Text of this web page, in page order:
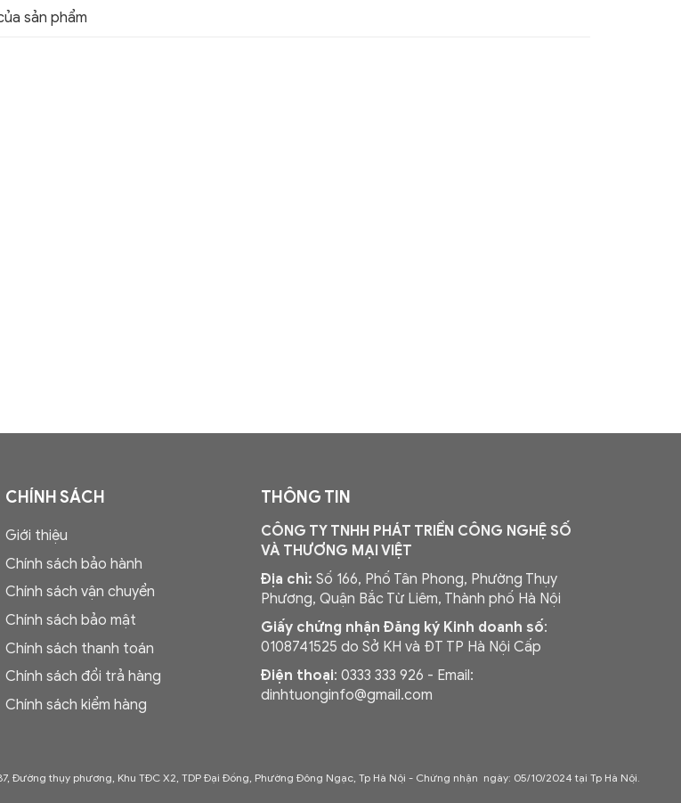
sản phẩm
CHÍNH SÁCH
Giới thiệu
Chính sách bảo hành
Chính sách vận chuyển
Chính sách bảo mật
Chính sách thanh toán
Chính sách đổi trả hàng
Chính sách kiểm hàng
THÔNG TIN
CÔNG TY TNHH PHÁT TRIỂN CÔNG NGHỆ SỐ
VÀ THƯƠNG MẠI VIỆT
Địa chỉ: Số 166, Phố Tân Phong, Phường Thụy
Phương, Quận Bắc Từ Liêm, Thành phố Hà Nội
Giấy chứng nhận Đăng ký Kinh doanh số:
0108741525 do Sở KH và ĐT TP Hà Nội Cấp
Điện thoại: 0333 333 926 - Email:
dinhtuonginfo@gmail.com
Đường thụy phương, Khu TĐC X2, TDP Đại Đồng, Phường Đông Ngạc, Tp Hà Nội - Chứng nhận ngày: 05/10/2024 tại Tp Hà Nội.